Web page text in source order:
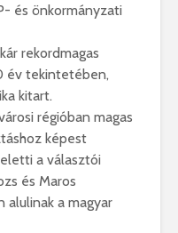
és önkormányzati
rekordmagas
év tekintetében,
kitart.
régióban magas
képest
a választói
és Maros
a magyar